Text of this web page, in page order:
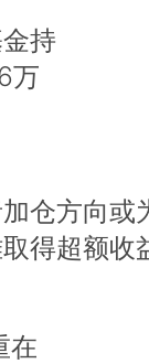
持
万
仓方向或
得超额收
在